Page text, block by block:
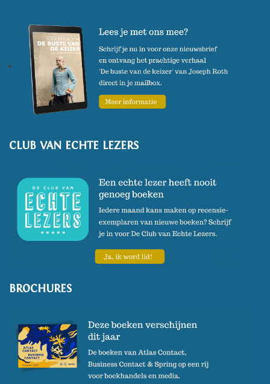
CLUB VAN ECHTE LEZERS
BROCHURES